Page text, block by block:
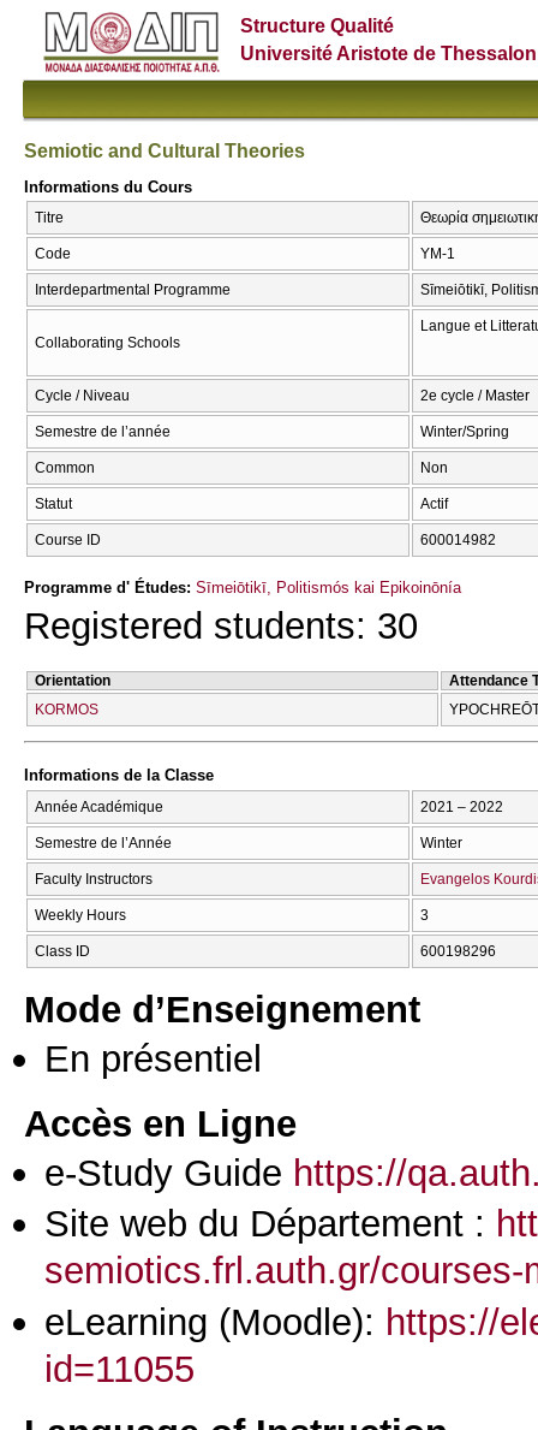
Structure Qualité
Université Aristote de
Semiotic and Cultural Theories
Informations du Cours
Titre Θεωρία
Code ΥΜ-1
Interdepartmental Programme Sīmeiōtikī,
Collaborating Schools
Langue et
Cycle / Niveau 2e cycle / Master
Semestre de l’année Winter/Spring
Common Non
Statut Actif
Course ID 600014982
Programme d' Études: Sīmeiōtikī, Politismós kai Epikoinōnía
Registered students: 30
Orientation
Attendance
KORMOS
Informations de la Classe
Année Académique 2021 – 2022
Semestre de l’Année Winter
Faculty Instructors Evangelos
Weekly Hours 3
Class ID 600198296
Mode d’Enseignement
En présentiel
Accès en Ligne
e-Study Guide https://
Site web du Département :
semiotics.frl.auth.gr/courses-
eLearning (Moodle): https://
id=11055